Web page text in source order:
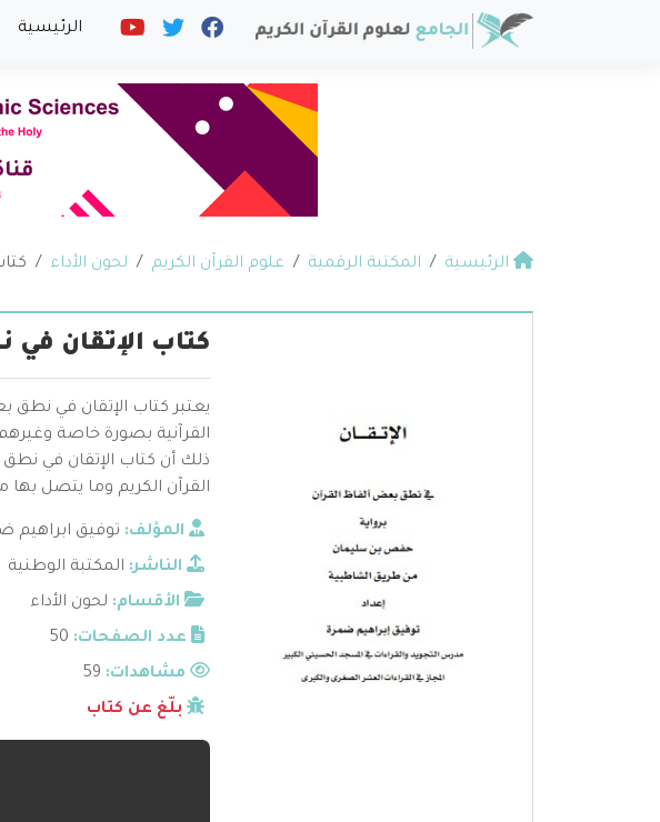
الرئيسية
الرئيسية المكتبة الرقمية علوم القرآن الكريم لحون الأداء
كتاب الإتقان
يعتبر كتاب الإتقان في
القرآنية بصورة خاصة
ذلك أن كتاب الإتقان في
القرآن الكريم وما يتصل
المؤلف: توفيق ابراهيم
الناشر: المكتبة الوطنية
الأقسام: لحون الأداء
عدد الصفحات: 50
مشاهدات:
بلّغ عن كتاب